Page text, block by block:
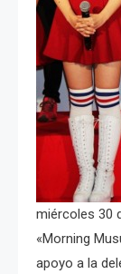
miércoles 30
«Morning
apoyo a la